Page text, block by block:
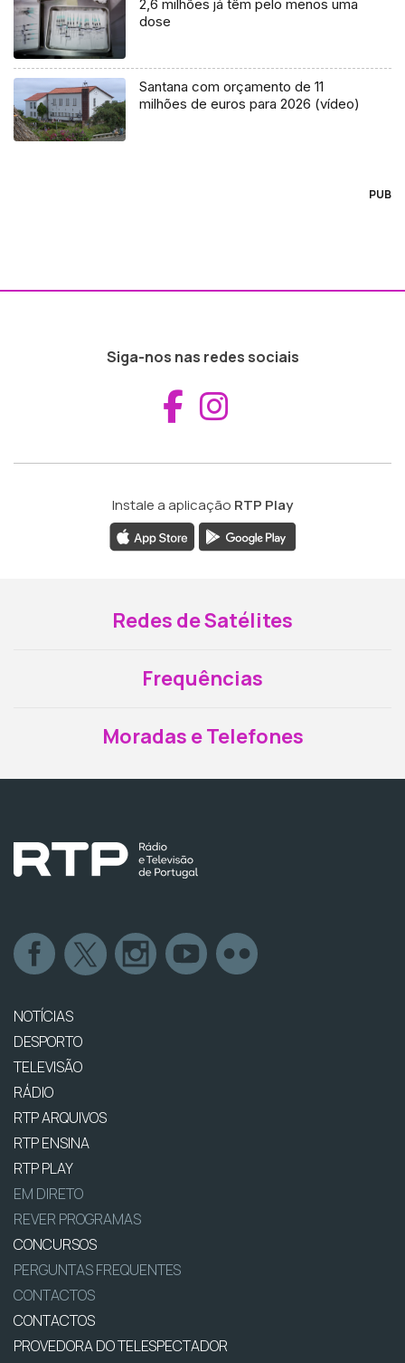
2,6 milhões já têm pelo menos uma
dose
Santana com orçamento de 11
milhões de euros para 2026 (vídeo)
PUB
Siga-nos nas redes sociais
Aceder ao
Instale a aplicação RTP Play
Redes de Satélites
Frequências
Moradas e Telefones
NOTÍCIAS
DESPORTO
TELEVISÃO
RÁDIO
RTP ARQUIVOS
RTP ENSINA
RTP PLAY
EM DIRETO
REVER PROGRAMAS
CONCURSOS
PERGUNTAS FREQUENTES
CONTACTOS
CONTACTOS
PROVEDORA DO TELESPECTADOR